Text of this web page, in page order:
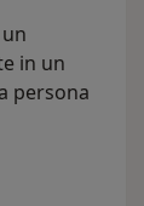
in un
persona